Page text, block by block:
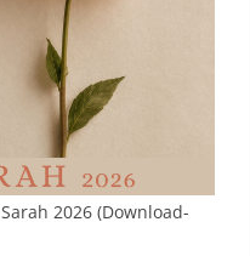
Sarah 2026 (Download-